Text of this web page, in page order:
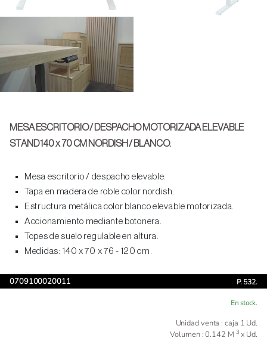
MESA ESCRITORIO / DESPACHO MOTORIZADA ELEVABLE
STAND 140 x 70 CM NORDISH / BLANCO.
Mesa escritorio / despacho elevable.
Tapa en madera de roble color nordish.
Estructura metálica color blanco elevable motorizada.
Accionamiento mediante botonera.
Topes de suelo regulable en altura.
Medidas: 140 x 70 x 76 - 120 cm.
0709100020011 P. 532.
En stock.
Unidad venta : caja 1 Ud.
Volumen : 0.142 M 3 x Ud.